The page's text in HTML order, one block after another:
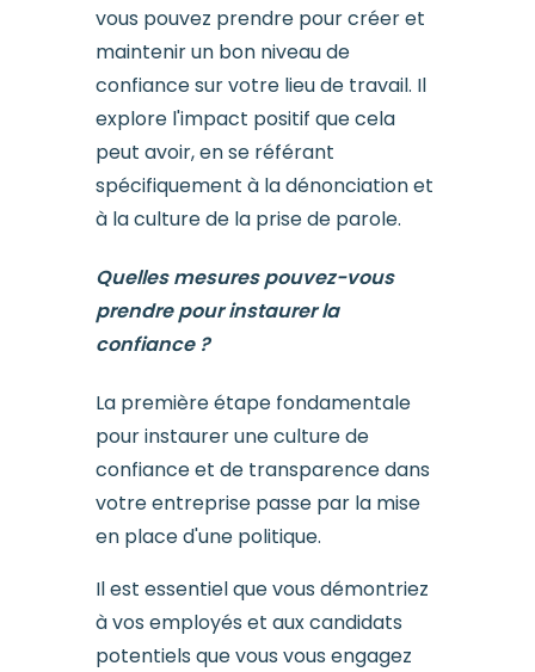
vous pouvez prendre pour créer et
maintenir un bon niveau de
confiance sur votre lieu de travail. Il
explore l'impact positif que cela
peut avoir, en se référant
spécifiquement à la dénonciation et
à la culture de la prise de parole.
Quelles mesures pouvez-vous
prendre pour instaurer la
confiance ?
La première étape fondamentale
pour instaurer une culture de
confiance et de transparence dans
votre entreprise passe par la mise
en place d'une politique.
Il est essentiel que vous démontriez
à vos employés et aux candidats
potentiels que vous vous engagez